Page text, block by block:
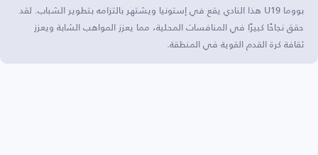
بووما U19 هذا النادي يقع في إستونيا ويشتهر بالتزامه بتطوير الشباب. لقد
حقق نجاحًا كبيرًا في المنافسات المحلية، مما يعزز المواهب الشابة ويعزز
ثقافة كرة القدم القوية في المنطقة.